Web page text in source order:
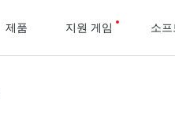
제품 지원 게임 소